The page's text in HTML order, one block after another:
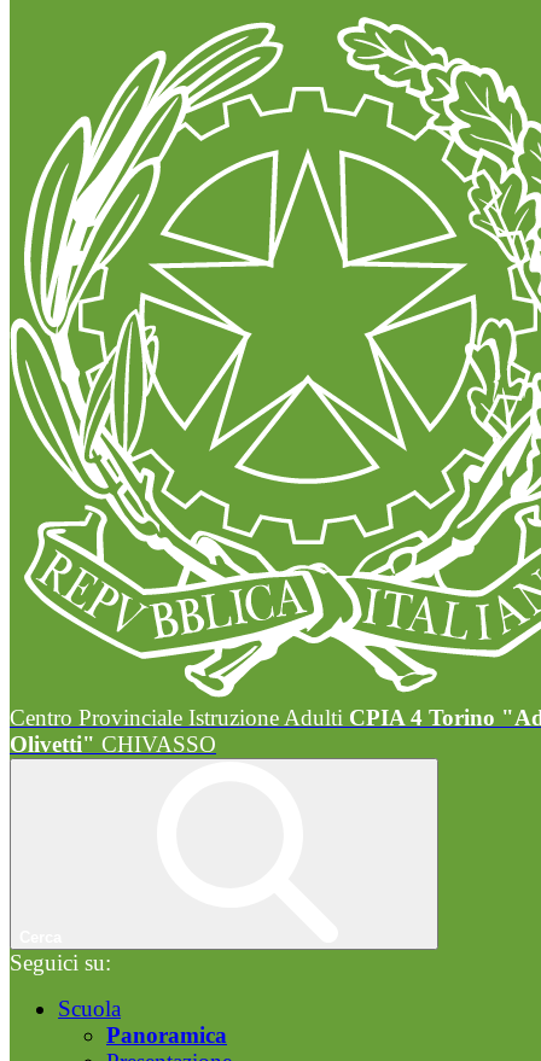
Centro Provinciale Istruzione Adulti CPIA 4 Torino
Olivetti" CHIVASSO
Seguici su:
Scuola
Panoramica